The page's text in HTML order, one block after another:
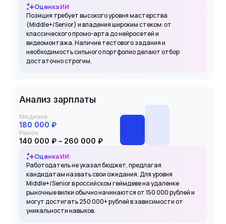
Оценка ИИ
Позиция требует высокого уровня мастерства
(Middle+/Senior) и владения широким стеком: от
классического промо-арта до нейросетей и
видеомонтажа. Наличие тестового задания и
необходимость сильного портфолио делают отбор
достаточно строгим.
Анализ зарплаты
Медиана
180 000 ₽
Рынок
140 000 ₽ – 260 000 ₽
Оценка ИИ
Работодатель не указал бюджет, предлагая
кандидатам назвать свои ожидания. Для уровня
Middle+/Senior в российском геймдеве на удаленке
рыночные вилки обычно начинаются от 150 000 рублей и
могут достигать 250 000+ рублей в зависимости от
уникальности навыков.